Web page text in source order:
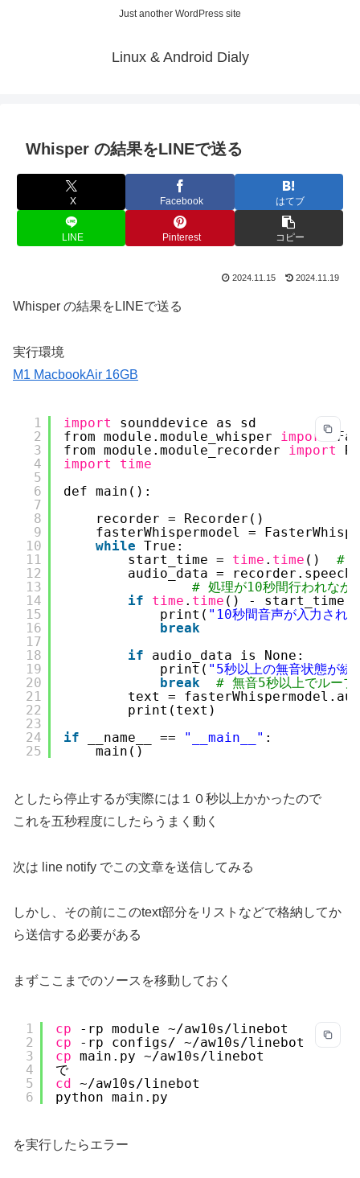
Just another WordPress site
Linux & Android Dialy
Whisper の結果をLINEで送る
X Facebook はてブ
LINE Pinterest コピー
2024.11.15 2024.11.19
Whisper の結果をLINEで送る
実行環境
M1 MacbookAir 16GB
1
2
3
4
5
6
7
8
9
10
11
12
13
14
15
16
17
18
19
20
21
22
23
24
25
import
sounddevice as sd
from module.module_whisper import
from module.module_recorder import
import
time
def main():
recorder = Recorder()
fasterWhispermodel =
while True:
start_time = time . time () #
audio_data =
# 処理が10秒間行われなか
if
time . time () - start_time
print( "10秒間音声が入力され
break
if
audio_data is None:
print( "5秒以上の無音状態が続
break
# 無音5秒以上でループ
text =
print(text)
if
__name__ == "__main__" :
main()
としたら停止するが実際には１０秒以上かかったので
これを五秒程度にしたらうまく動く
次は line notify でこの文章を送信してみる
しかし、その前にこのtext部分をリストなどで格納してか
ら送信する必要がある
まずここまでのソースを移動しておく
1
2
3
4
5
6
cp -rp module ~/aw10s/linebot
cp
-rp configs/ ~/aw10s/linebot
cp main.py ~/aw10s/linebot
で
cd ~/aw10s/linebot
python main.py
を実行したらエラー